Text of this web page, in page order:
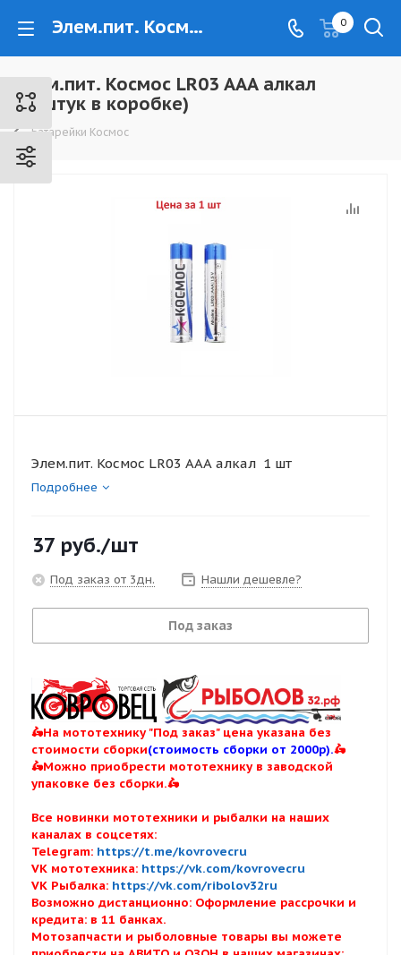
Элем.пит. Космос LR03 AAA алкал (20штук в коробке) - www.kovrovec.ru 0
Элем.пит. Космос LR03 AAA алкал
(20штук в коробке)
Батарейки Космос
Элем.пит. Космос LR03 AAA алкал 1 шт
Подробнее
37 руб./шт
Под заказ от 3дн. Нашли дешевле?
Под заказ
🛵На мототехнику "Под заказ" цена указана без
стоимости сборки(стоимость сборки от 2000р).🛵
🛵Можно приобрести мототехнику в заводской
упаковке без сборки.🛵
Все новинки мототехники и рыбалки на наших
каналах в соцсетях:
Telegram: https://t.me/kovrovecru
VK мототехника: https://vk.com/kovrovecru
VK Рыбалка: https://vk.com/ribolov32ru
Возможно дистанционно: Оформление рассрочки и
кредита: в 11 банках.
Мотозапчасти и рыболовные товары вы можете